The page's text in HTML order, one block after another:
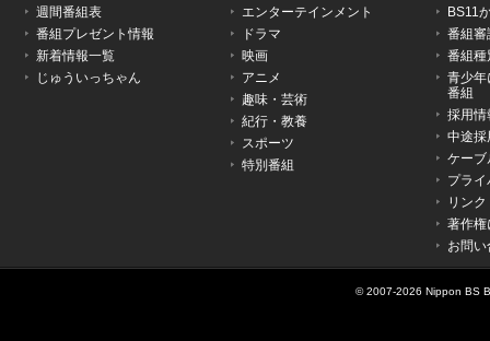
週間番組表
番組プレゼント情報
新着情報一覧
じゅういっちゃん
エンターテインメント
ドラマ
映画
アニメ
趣味・芸術
紀行・教養
スポーツ
特別番組
BS11
番組審
番組種
青少年
番組
採用情
中途採
ケーブ
プラ
リンク
著作権
お問
© 2007-2026 Nippon BS